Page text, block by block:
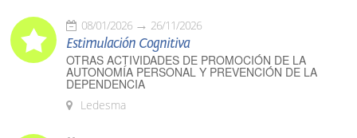
08/01/2026 26/11/2026
Estimulación Cognitiva
OTRAS ACTIVIDADES DE PROMOCIÓN DE LA
AUTONOMÍA PERSONAL Y PREVENCIÓN DE LA
DEPENDENCIA
Ledesma